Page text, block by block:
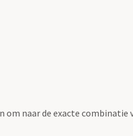
om naar de exacte combinatie